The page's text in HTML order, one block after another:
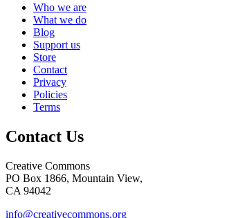
Who we are
What we do
Blog
Support us
Store
Contact
Privacy
Policies
Terms
Contact Us
Creative Commons
PO Box 1866, Mountain View,
CA 94042
info@creativecommons.org